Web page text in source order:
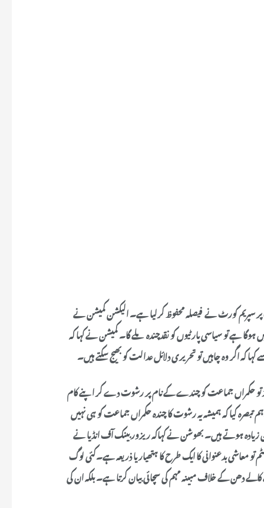
پر سپریم کورٹ نے فیصلہ محفوظ کرلیا ہے۔ الیکشن کمیشن نے
ہوگا ہے تو سیاسی پارٹیوں کو نقدچندہ ملے گا۔ کمیشن نے کہا کہ
کہ اگر وہ چاہیں تو تحریری دلائل عدالت کو بھیج سکتے ہیں۔
تو حکمراں جماعت کو چندے کے نام پر رشوت دے کر اپنے کام
کیا کہ ہمیشہ یہ رشوت کا چندہ حکمراں جماعت کو ہی نہیں
زیادہ ہوتے ہیں۔ بھوشن نے کہاکہ ریزور بینک آف انڈیا نے
تو معاشی بدعنوانی کا ایک طرح کا ہتھیار یا ذریعہ ہے۔کئی لوگ
دھن کے خلاف مبینہ مہم کی سچائی بیان کرتا ہے۔ بلکہ ان کی